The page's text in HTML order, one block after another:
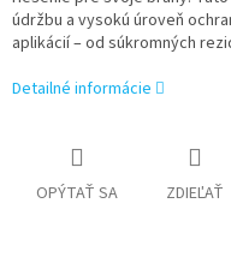
údržbu a vysokú úroveň
aplikácií – od súkromných
Detailné informácie
OPÝTAŤ SA ZDIEĽAŤ